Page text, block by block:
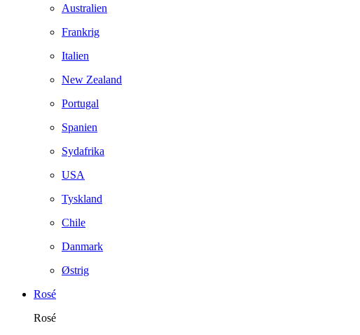
Australien
Frankrig
Italien
New Zealand
Portugal
Spanien
Sydafrika
USA
Tyskland
Chile
Danmark
Østrig
Rosé
Rosé